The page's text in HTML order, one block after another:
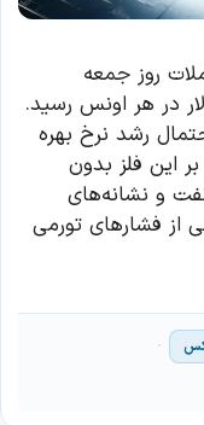
روز جمعه
کرد و به محدوده ۵۸.۱۰ دلار در هر اونس رسید.
رشد نرخ بهره
این فلز بدون
و نشانه‌های
از فشارهای تورمی